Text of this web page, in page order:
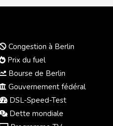
Congestion à Berlin
Prix du fuel
Bourse de Berlin
Gouvernement fédéral
DSL-Speed-Test
Dette mondiale